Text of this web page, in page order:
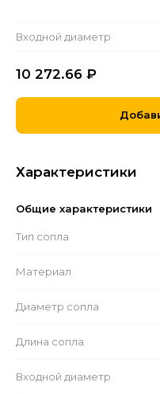
Входной диаметр
10 272.66 ₽
Характеристики
Общие характеристики
Тип сопла
Материал
Диаметр сопла
Длина сопла
Входной диаметр